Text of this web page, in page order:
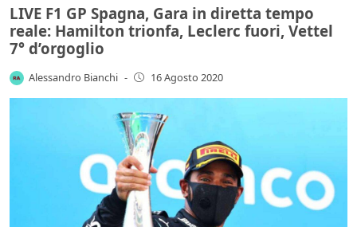
LIVE F1 GP Spagna, Gara in diretta tempo
reale: Hamilton trionfa, Leclerc fuori, Vettel
7° d’orgoglio
Alessandro Bianchi - 16 Agosto 2020